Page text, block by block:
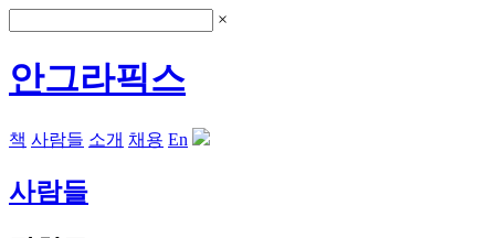
×
안그라픽스
책 사람들 소개 채용 En
사람들